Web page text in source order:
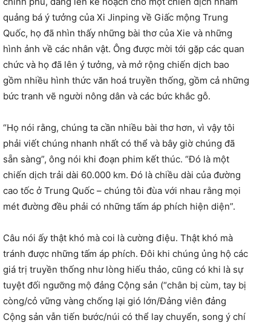
quảng bá ý tưởng của Xi Jinping về Giấc mộng Trung
Quốc, họ đã nhìn thấy những bài thơ của Xie và những
hình ảnh về các nhân vật. Ông được mời tới gặp các quan
chức và họ đã lên ý tưởng, và mở rộng chiến dịch bao
gồm nhiều hình thức văn hoá truyền thống, gồm cả những
bức tranh vẽ người nông dân và các bức khắc gỗ.
“Họ nói rằng, chúng ta cần nhiều bài thơ hơn, vì vậy tôi
phải viết chúng nhanh nhất có thể và bây giờ chúng đã
sẵn sàng”, ông nói khi đoạn phim kết thúc. “Đó là một
chiến dịch trải dài 60.000 km. Đó là chiều dài của đường
cao tốc ở Trung Quốc – chúng tôi đùa với nhau rằng mọi
mét đường đều phải có những tấm áp phích hiện diện”.
Câu nói ấy thật khó mà coi là cường điệu. Thật khó mà
tránh được những tấm áp phích. Đôi khi chúng ủng hộ các
giá trị truyền thống như lòng hiếu thảo, cũng có khi là sự
tuyệt đối ngưỡng mộ đảng Cộng sản (“chân bị cùm, tay bị
còng/cỏ vững vàng chống lại gió lớn/Đảng viên đảng
Cộng sản vẫn tiến bước/núi có thể lay chuyển, song ý chí